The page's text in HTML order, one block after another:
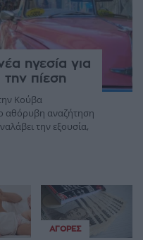
ηγεσία για
πίεση
Κούβα
αθόρυβη αναζήτηση
την εξουσία,
ΑΓΟΡΈΣ